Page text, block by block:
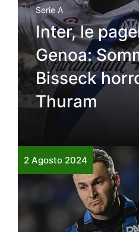
Serie A
Inter, le
Genoa:
Bisseck
Thuram
2 Agosto 2024